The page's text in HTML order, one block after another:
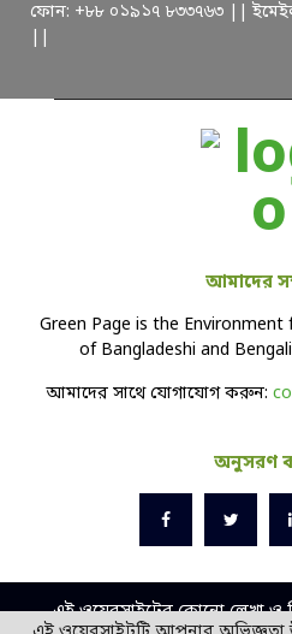
ফোন: +৮৮ ০১৯১৭ ৮৩৩৭৬৩ ||
আমাদের
Green Page is the
of Bangladeshi and
আমাদের সাথে যোগাযোগ করুন:
অনুসরণ
এই ওয়েবসাইটের কোনো লেখা ও